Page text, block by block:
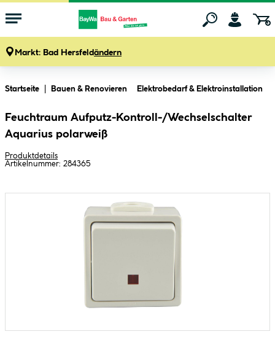
Markt: Bad Hersfeldändern
Startseite Bauen & Renovieren Elektrobedarf & Elektroinstallation
Feuchtraum Aufputz-Kontroll-/Wechselschalter
Aquarius polarweiß
Produktdetails
Artikelnummer: 284365